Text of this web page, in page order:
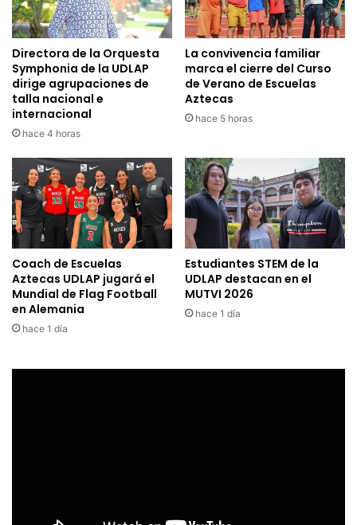
Directora de la Orquesta
Symphonia de la UDLAP
dirige agrupaciones de
talla nacional e
internacional
hace 4 horas
La convivencia familiar
marca el cierre del Curso
de Verano de Escuelas
Aztecas
hace 5 horas
Coach de Escuelas
Aztecas UDLAP jugará el
Mundial de Flag Football
en Alemania
hace 1 día
Estudiantes STEM de la
UDLAP destacan en el
MUTVI 2026
hace 1 día